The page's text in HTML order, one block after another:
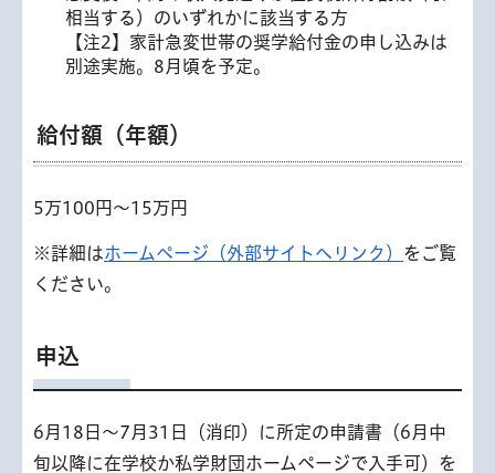
相当する）のいずれかに該当する方
【注2】家計急変世帯の奨学給付金の申し込みは
別途実施。8月頃を予定。
給付額（年額）
5万100円～15万円
※詳細はホームページ（外部サイトへリンク） をご覧
ください。
申込
6月18日～7月31日（消印）に所定の申請書（6月中
旬以降に在学校か私学財団ホームページで入手可）を